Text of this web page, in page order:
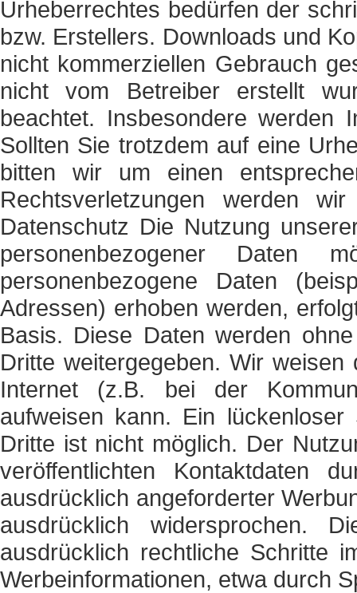
Urheberrechtes bedürfen der
bzw. Erstellers. Downloads und
nicht kommerziellen Gebrauch
nicht vom Betreiber erstellt
beachtet. Insbesondere werden
Sollten Sie trotzdem auf eine
bitten wir um einen
Rechtsverletzungen werden
Datenschutz Die Nutzung
personenbezogener Daten
personenbezogene Daten
Adressen) erhoben werden,
Basis. Diese Daten werden
Dritte weitergegeben. Wir
Internet (z.B. bei der
aufweisen kann. Ein
Dritte ist nicht möglich. Der
veröffentlichten Kontaktdaten
ausdrücklich angeforderter
ausdrücklich widersprochen.
ausdrücklich rechtliche Schritte
Werbeinformationen, etwa durch